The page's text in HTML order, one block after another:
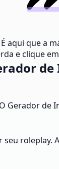
É aqui que a
e clique
de
roleplay.